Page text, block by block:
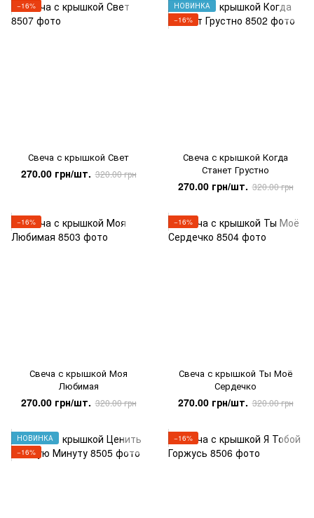
−16%
Свеча с крышкой Свет
270.00 грн/шт. 320.00 грн
НОВИНКА
−16%
Свеча с крышкой Когда
Станет Грустно
270.00 грн/шт. 320.00 грн
−16%
Свеча с крышкой Моя
Любимая
270.00 грн/шт. 320.00 грн
−16%
Свеча с крышкой Ты Моё
Сердечко
270.00 грн/шт. 320.00 грн
НОВИНКА
−16%
−16%